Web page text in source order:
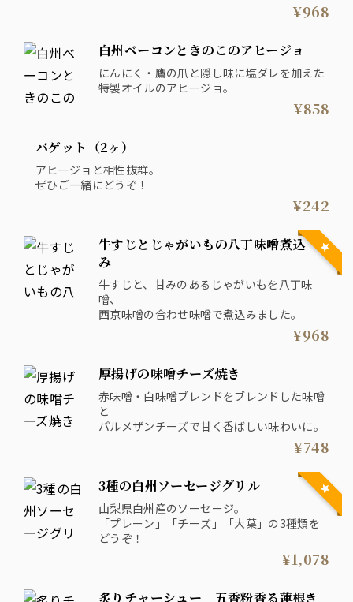
¥968
白州ベーコンときのこのアヒージョ
にんにく・鷹の爪と隠し味に塩ダレを加えた
特製オイルのアヒージョ。
¥858
バゲット（2ヶ）
アヒージョと相性抜群。
ぜひご一緒にどうぞ！
¥242
牛すじとじゃがいもの八丁味噌煮込
み
牛すじと、甘みのあるじゃがいもを八丁味
噌、
西京味噌の合わせ味噌で煮込みました。
¥968
厚揚げの味噌チーズ焼き
赤味噌・白味噌ブレンドをブレンドした味噌
と
パルメザンチーズで甘く香ばしい味わいに。
¥748
3種の白州ソーセージグリル
山梨県白州産のソーセージ。
「プレーン」「チーズ」「大葉」の3種類を
どうぞ！
¥1,078
炙りチャーシュー 五香粉香る蓮根き